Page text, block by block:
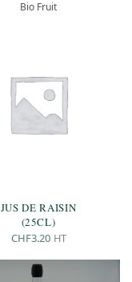
Bio Fruit
JUS DE RAISIN
(25CL)
CHF3.20 HT